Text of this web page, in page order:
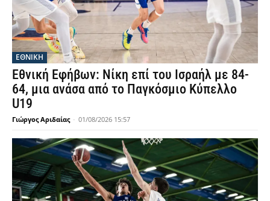
ΕΘΝΙΚΉ
Εθνική Εφήβων: Νίκη επί του Ισραήλ με 84-
64, μια ανάσα από το Παγκόσμιο Κύπελλο
U19
Γιώργος Αριδαίας - 01/08/2026 15:57